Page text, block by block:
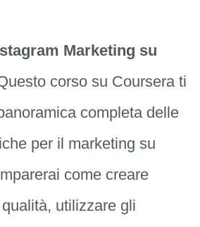
Marketing su
corso su Coursera ti
completa delle
per il marketing su
come creare
utilizzare gli